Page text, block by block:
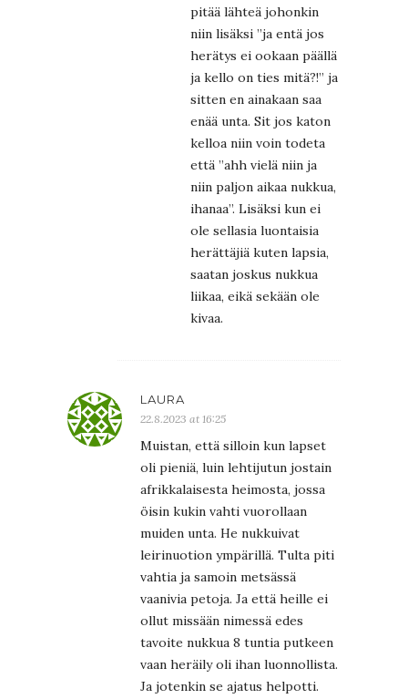
pitää lähteä johonkin
niin lisäksi ”ja entä jos
herätys ei ookaan päällä
ja kello on ties mitä?!” ja
sitten en ainakaan saa
enää unta. Sit jos katon
kelloa niin voin todeta
että ”ahh vielä niin ja
niin paljon aikaa nukkua,
ihanaa”. Lisäksi kun ei
ole sellasia luontaisia
herättäjiä kuten lapsia,
saatan joskus nukkua
liikaa, eikä sekään ole
kivaa.
LAURA
22.8.2023 at 16:25
Muistan, että silloin kun lapset
oli pieniä, luin lehtijutun jostain
afrikkalaisesta heimosta, jossa
öisin kukin vahti vuorollaan
muiden unta. He nukkuivat
leirinuotion ympärillä. Tulta piti
vahtia ja samoin metsässä
vaanivia petoja. Ja että heille ei
ollut missään nimessä edes
tavoite nukkua 8 tuntia putkeen
vaan heräily oli ihan luonnollista.
Ja jotenkin se ajatus helpotti.